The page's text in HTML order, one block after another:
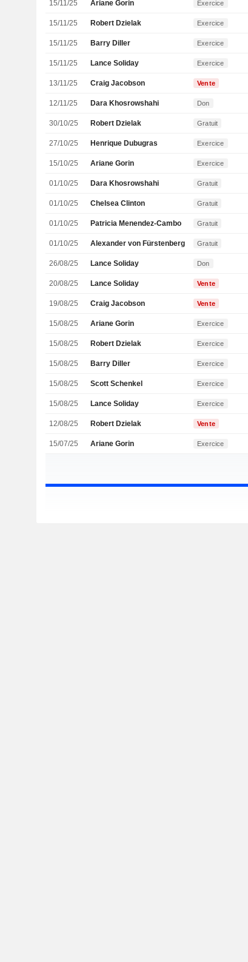
15/11/25 Ariane Gorin Exercice
15/11/25 Robert Dzielak Exercice
15/11/25 Barry Diller Exercice
15/11/25 Lance Soliday Exercice
13/11/25 Craig Jacobson Vente
12/11/25 Dara Khosrowshahi Don
30/10/25 Robert Dzielak Gratuit
27/10/25 Henrique Dubugras Exercice
15/10/25 Ariane Gorin Exercice
01/10/25 Dara Khosrowshahi Gratuit
01/10/25 Chelsea Clinton Gratuit
01/10/25 Patricia Menendez-Cambo Gratuit
01/10/25 Alexander von Fürstenberg Gratuit
26/08/25 Lance Soliday Don
20/08/25 Lance Soliday Vente
19/08/25 Craig Jacobson Vente
15/08/25 Ariane Gorin Exercice
15/08/25 Robert Dzielak Exercice
15/08/25 Barry Diller Exercice
15/08/25 Scott Schenkel Exercice
15/08/25 Lance Soliday Exercice
12/08/25 Robert Dzielak Vente
15/07/25 Ariane Gorin Exercice